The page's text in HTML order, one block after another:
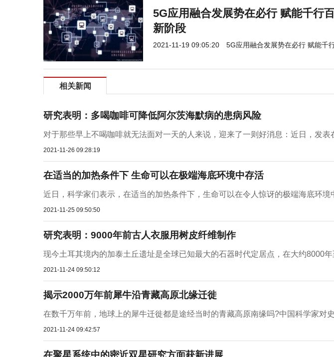
5G应用融合发展势在必行 赋能千行
新阶段
2021-11-19 09:05:20 5G应用融合发展势在必行 赋能千
相关新闻
研究表明：多喝咖啡可降低阿尔茨海默病的患病风险
对于那些早上不喝咖啡就无法面对一天的人来说，迎来了一则好消息：近日，发表
2021-11-26 09:28:19
在适当的加热条件下 生命可以在极端海底环境中存活
近日，科学家们表示，在适当的加热条件下，生命可以在令人惊讶的极端海底环境
2021-11-25 09:50:50
研究表明：9000年前古人衣服用树皮纤维制作
现今土耳其境内的加泰土丘遗址是全球已知最大的石器时代定居点，在大约8000
2021-11-24 09:50:12
揭示2000万年前犀牛沿青藏高原北缘迁徙
在数千万年前，地球上的犀牛迁徙都是途经当时的青藏高原南缘吗?中国科学家对
2021-11-24 09:42:57
在聚星系统中的密近双星研究方面获新进展